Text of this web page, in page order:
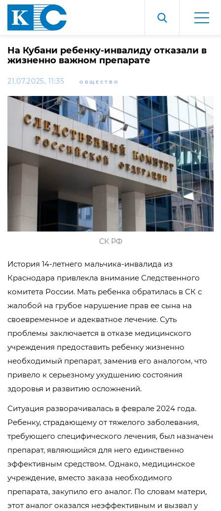
На Кубани ребенку-инвалиду отказали в
жизненно важном препарате
21.07.2025, 11:35 ОБЩЕСТВО
СК РФ
История 14-летнего мальчика-инвалида из
Краснодара привлекла внимание Следственного
комитета России. Мать ребенка обратилась в СК с
жалобой на грубое нарушение прав ее сына на
своевременное и адекватное лечение. Суть
проблемы заключается в отказе медицинского
учреждения предоставить ребенку жизненно
необходимый препарат, заменив его аналогом, что
привело к серьезному ухудшению состояния
здоровья и развитию осложнений.
Ситуация разворачивалась в феврале 2024 года.
Ребенку, страдающему от тяжелого заболевания,
требующего специфического лечения, был назначен
препарат, являющийся для него единственно
эффективным средством. Однако, медицинское
учреждение, вместо заказа необходимого
препарата, закупило его аналог. По словам матери,
этот аналог оказался неэффективным и вызвал у